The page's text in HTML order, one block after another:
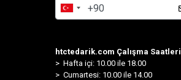
htctedarik.com Çalışma Saatleri
> Hafta içi: 10.00 ile 18.00
> Cumartesi: 10.00 ile 14.00